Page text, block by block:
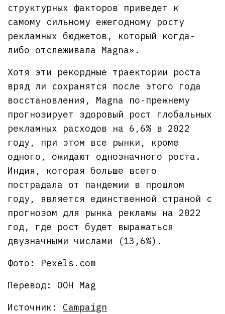
структурных факторов приведет к
самому сильному ежегодному росту
рекламных бюджетов, который когда-
либо отслеживала Magna».
Хотя эти рекордные траектории роста
вряд ли сохранятся после этого года
восстановления, Magna по-прежнему
прогнозирует здоровый рост глобальных
рекламных расходов на 6,6% в 2022
году, при этом все рынки, кроме
одного, ожидают однозначного роста.
Индия, которая больше всего
пострадала от пандемии в прошлом
году, является единственной страной с
прогнозом для рынка рекламы на 2022
год, где рост будет выражаться
двузначными числами (13,6%).
Фото: Pexels.com
Перевод: OOH Mag
Источник: Campaign